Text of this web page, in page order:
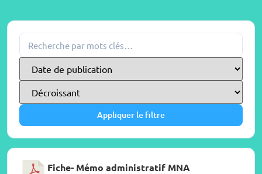
Appliquer le filtre
Fiche- Mémo administratif MNA